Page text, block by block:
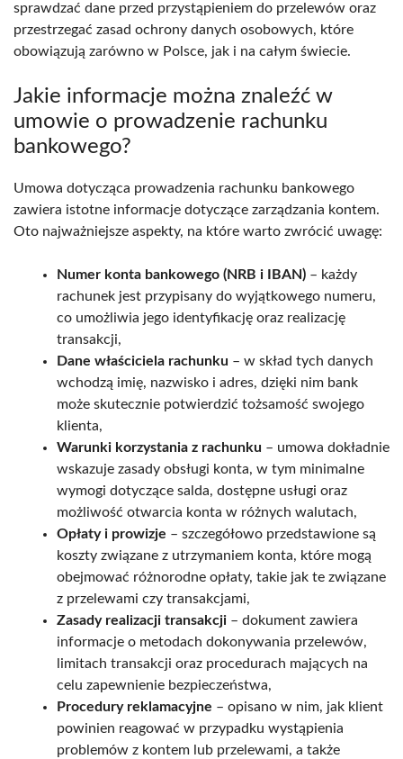
sprawdzać dane przed przystąpieniem do przelewów oraz
przestrzegać zasad ochrony danych osobowych, które
obowiązują zarówno w Polsce, jak i na całym świecie.
Jakie informacje można znaleźć w
umowie o prowadzenie rachunku
bankowego?
Umowa dotycząca prowadzenia rachunku bankowego
zawiera istotne informacje dotyczące zarządzania kontem.
Oto najważniejsze aspekty, na które warto zwrócić uwagę:
Numer konta bankowego (NRB i IBAN) – każdy
rachunek jest przypisany do wyjątkowego numeru,
co umożliwia jego identyfikację oraz realizację
transakcji,
Dane właściciela rachunku – w skład tych danych
wchodzą imię, nazwisko i adres, dzięki nim bank
może skutecznie potwierdzić tożsamość swojego
klienta,
Warunki korzystania z rachunku – umowa dokładnie
wskazuje zasady obsługi konta, w tym minimalne
wymogi dotyczące salda, dostępne usługi oraz
możliwość otwarcia konta w różnych walutach,
Opłaty i prowizje – szczegółowo przedstawione są
koszty związane z utrzymaniem konta, które mogą
obejmować różnorodne opłaty, takie jak te związane
z przelewami czy transakcjami,
Zasady realizacji transakcji – dokument zawiera
informacje o metodach dokonywania przelewów,
limitach transakcji oraz procedurach mających na
celu zapewnienie bezpieczeństwa,
Procedury reklamacyjne – opisano w nim, jak klient
powinien reagować w przypadku wystąpienia
problemów z kontem lub przelewami, a także